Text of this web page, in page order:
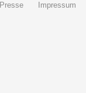
Presse Impressum